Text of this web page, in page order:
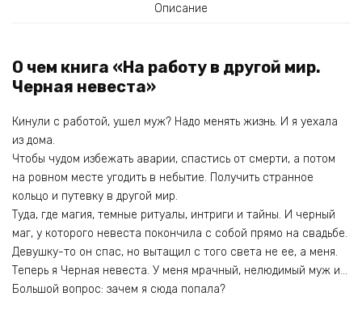
Описание
О чем книга «На работу в другой мир.
Черная невеста»
Кинули с работой, ушел муж? Надо менять жизнь. И я уехала
из дома.
Чтобы чудом избежать аварии, спастись от смерти, а потом
на ровном месте угодить в небытие. Получить странное
кольцо и путевку в другой мир.
Туда, где магия, темные ритуалы, интриги и тайны. И черный
маг, у которого невеста покончила с собой прямо на свадьбе.
Девушку-то он спас, но вытащил с того света не ее, а меня.
Теперь я Черная невеста. У меня мрачный, нелюдимый муж и…
Большой вопрос: зачем я сюда попала?